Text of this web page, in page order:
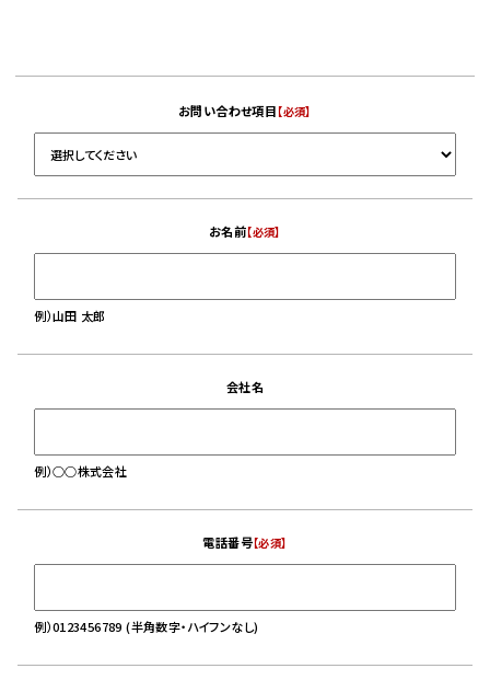
お問い合わせ項目【必須】
お名前【必須】
例）山田 太郎
会社名
例）○○株式会社
電話番号【必須】
例）0123456789 (半角数字・ハイフンなし)